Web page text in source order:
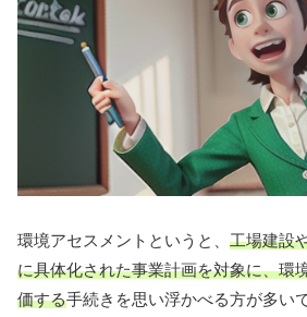
環境アセスメントというと、 工場建設
に具体化された事業計画を対象に、環
価する手続きを思い浮かべる方が多い